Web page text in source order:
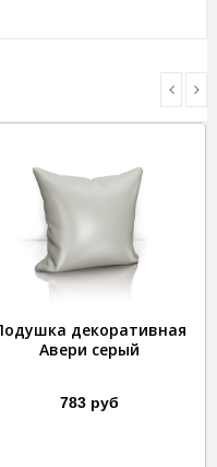
декоративная
Авери серый
783 руб